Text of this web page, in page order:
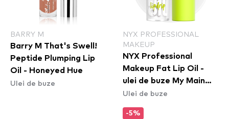
BARRY M
Barry M That's Swell!
Peptide Plumping Lip
Oil - Honeyed Hue
Ulei de buze
NYX PROFESSIONAL
MAKEUP
NYX Professional
Makeup Fat Lip Oil -
ulei de buze My Main
(FOLD01)
Ulei de buze
-5%